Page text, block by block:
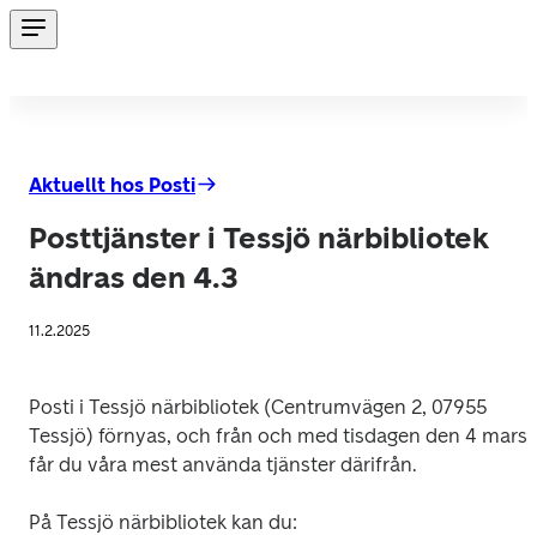
Aktuellt hos Posti
Posttjänster i Tessjö närbibliotek
ändras den 4.3
11.2.2025
Posti i Tessjö närbibliotek (Centrumvägen 2, 07955
Tessjö) förnyas, och från och med tisdagen den 4 mars
får du våra mest använda tjänster därifrån.
På Tessjö närbibliotek kan du: